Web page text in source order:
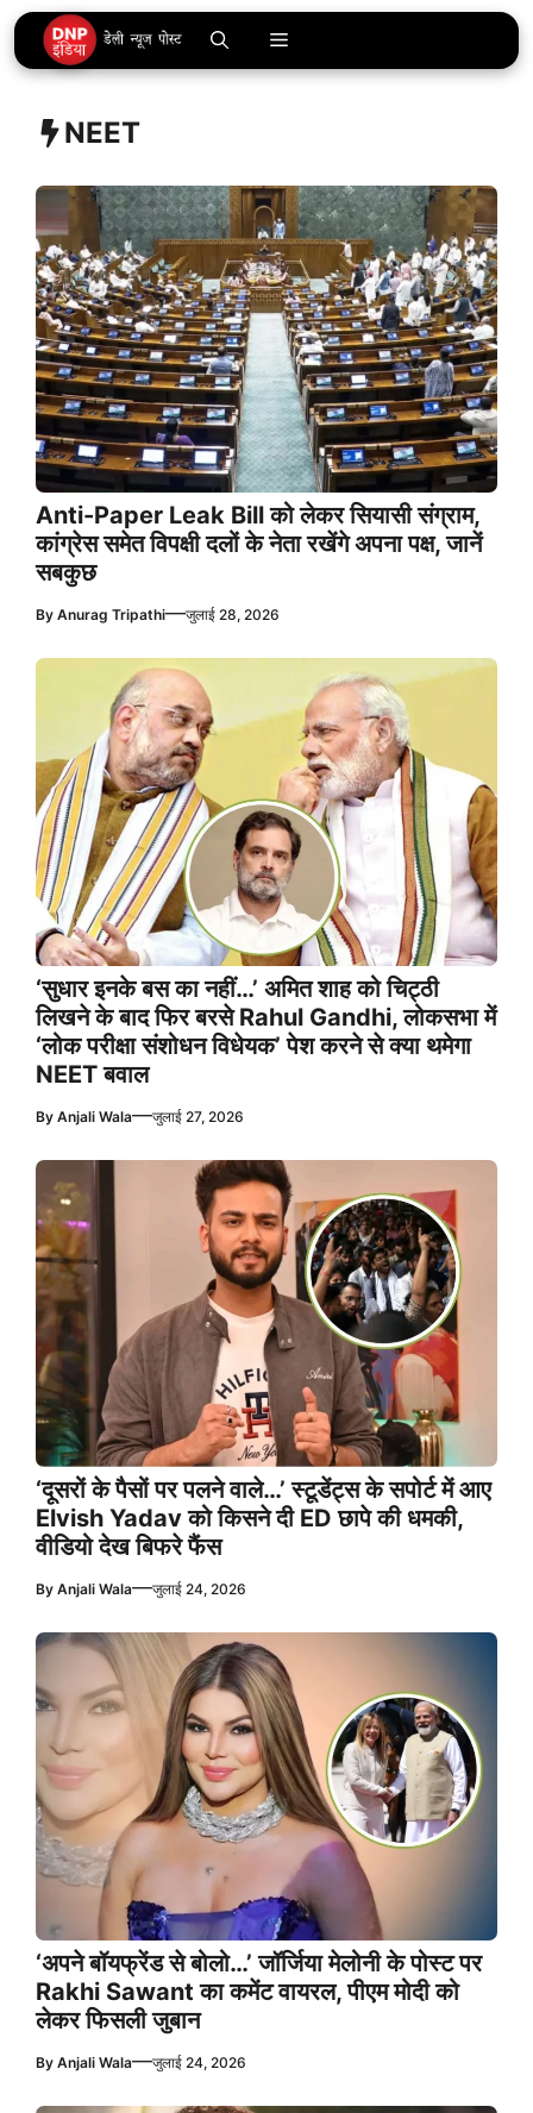
Skip
to
content
Menu
NEET
Anti-Paper Leak Bill को लेकर सियासी संग्राम,
कांग्रेस समेत विपक्षी दलों के नेता रखेंगे अपना पक्ष, जानें
सबकुछ
By Anurag Tripathi—जुलाई 28, 2026
‘सुधार इनके बस का नहीं…’ अमित शाह को चिट्ठी
लिखने के बाद फिर बरसे Rahul Gandhi, लोकसभा में
‘लोक परीक्षा संशोधन विधेयक’ पेश करने से क्या थमेगा
NEET बवाल
By Anjali Wala—जुलाई 27, 2026
‘दूसरों के पैसों पर पलने वाले…’ स्टूडेंट्स के सपोर्ट में आए
Elvish Yadav को किसने दी ED छापे की धमकी,
वीडियो देख बिफरे फैंस
By Anjali Wala—जुलाई 24, 2026
‘अपने बॉयफ्रेंड से बोलो…’ जॉर्जिया मेलोनी के पोस्ट पर
Rakhi Sawant का कमेंट वायरल, पीएम मोदी को
लेकर फिसली जुबान
By Anjali Wala—जुलाई 24, 2026